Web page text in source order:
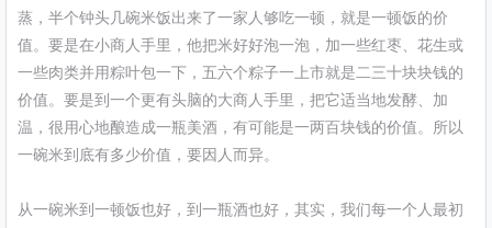
蒸，半个钟头几碗米饭出来了一家人够吃一顿，就是一顿饭的价
值。要是在小商人手里，他把米好好泡一泡，加一些红枣、花生或
一些肉类并用粽叶包一下，五六个粽子一上市就是二三十块块钱的
价值。要是到一个更有头脑的大商人手里，把它适当地发酵、加
温，很用心地酿造成一瓶美酒，有可能是一两百块钱的价值。所以
一碗米到底有多少价值，要因人而异。
从一碗米到一顿饭也好，到一瓶酒也好，其实，我们每一个人最初